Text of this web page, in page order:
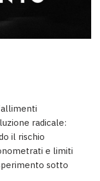
radicale:
il rischio
e limiti
sotto